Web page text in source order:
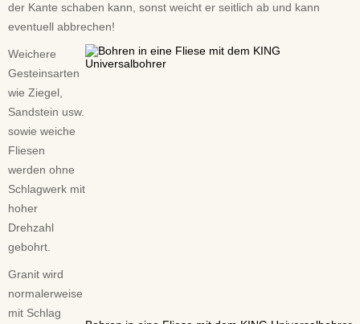
der Kante schaben kann, sonst weicht er seitlich ab und kann
eventuell abbrechen!
Weichere
Gesteinsarten
wie Ziegel,
Sandstein usw.
sowie weiche
Fliesen
werden ohne
Schlagwerk mit
hoher
Drehzahl
gebohrt.
Granit wird
normalerweise
mit Schlag